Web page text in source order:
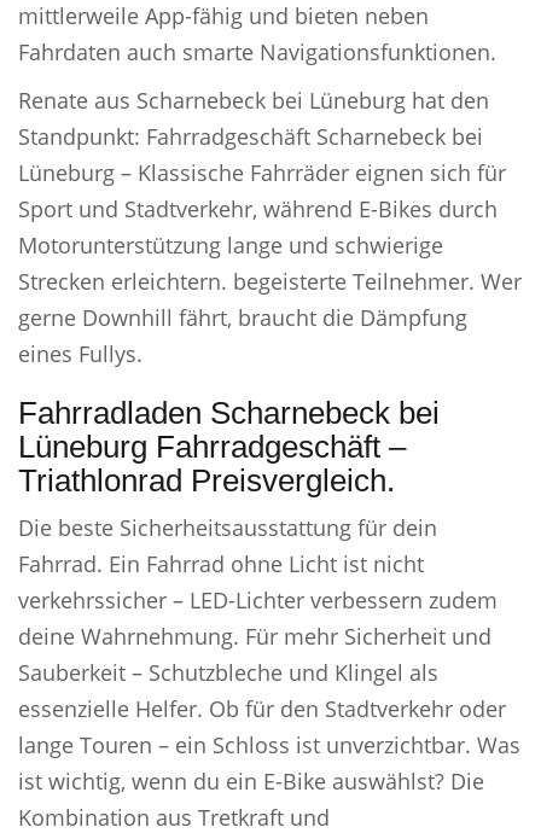
mittlerweile App-fähig und bieten neben
Fahrdaten auch smarte Navigationsfunktionen.
Renate aus Scharnebeck bei Lüneburg hat den
Standpunkt: Fahrradgeschäft Scharnebeck bei
Lüneburg – Klassische Fahrräder eignen sich für
Sport und Stadtverkehr, während E-Bikes durch
Motorunterstützung lange und schwierige
Strecken erleichtern. begeisterte Teilnehmer. Wer
gerne Downhill fährt, braucht die Dämpfung
eines Fullys.
Fahrradladen Scharnebeck bei
Lüneburg Fahrradgeschäft –
Triathlonrad Preisvergleich.
Die beste Sicherheitsausstattung für dein
Fahrrad. Ein Fahrrad ohne Licht ist nicht
verkehrssicher – LED-Lichter verbessern zudem
deine Wahrnehmung. Für mehr Sicherheit und
Sauberkeit – Schutzbleche und Klingel als
essenzielle Helfer. Ob für den Stadtverkehr oder
lange Touren – ein Schloss ist unverzichtbar. Was
ist wichtig, wenn du ein E-Bike auswählst? Die
Kombination aus Tretkraft und